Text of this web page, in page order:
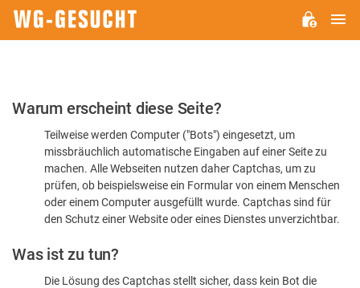
Bitte
dass
sind
Warum erscheint diese Seite?
Teilweise werden Computer ("Bots") eingesetzt, um
missbräuchlich automatische Eingaben auf einer Seite zu
machen. Alle Webseiten nutzen daher Captchas, um zu
prüfen, ob beispielsweise ein Formular von einem Menschen
oder einem Computer ausgefüllt wurde. Captchas sind für
den Schutz einer Website oder eines Dienstes unverzichtbar.
Was ist zu tun?
Die Lösung des Captchas stellt sicher, dass kein Bot die